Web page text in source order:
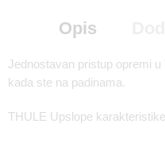
Opis
Jednostavan pristup opremi
kada ste na padinama.
THULE Upslope